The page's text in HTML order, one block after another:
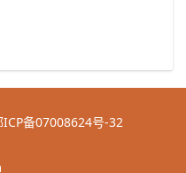
ICP备07008624号-32